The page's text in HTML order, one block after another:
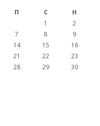
П С
Н
1
2
7 8
9
14 15
16
21 22
23
28 29
30